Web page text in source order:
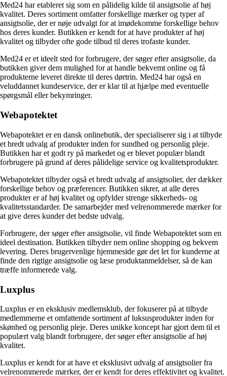
Med24 har etableret sig som en pålidelig kilde til ansigtsolie af høj
kvalitet. Deres sortiment omfatter forskellige mærker og typer af
ansigtsolie, der er nøje udvalgt for at imødekomme forskellige behov
hos deres kunder. Butikken er kendt for at have produkter af høj
kvalitet og tilbyder ofte gode tilbud til deres trofaste kunder.
Med24 er et ideelt sted for forbrugere, der søger efter ansigtsolie, da
butikken giver dem mulighed for at handle bekvemt online og få
produkterne leveret direkte til deres dørtrin. Med24 har også en
veluddannet kundeservice, der er klar til at hjælpe med eventuelle
spørgsmål eller bekymringer.
Webapotektet
Webapotektet er en dansk onlinebutik, der specialiserer sig i at tilbyde
et bredt udvalg af produkter inden for sundhed og personlig pleje.
Butikken har et godt ry på markedet og er blevet populær blandt
forbrugere på grund af deres pålidelige service og kvalitetsprodukter.
Webapotektet tilbyder også et bredt udvalg af ansigtsolier, der dækker
forskellige behov og præferencer. Butikken sikrer, at alle deres
produkter er af høj kvalitet og opfylder strenge sikkerheds- og
kvalitetsstandarder. De samarbejder med velrenommerede mærker for
at give deres kunder det bedste udvalg.
Forbrugere, der søger efter ansigtsolie, vil finde Webapotektet som en
ideel destination. Butikken tilbyder nem online shopping og bekvem
levering. Deres brugervenlige hjemmeside gør det let for kunderne at
finde den rigtige ansigtsolie og læse produktanmeldelser, så de kan
træffe informerede valg.
Luxplus
Luxplus er en eksklusiv medlemsklub, der fokuserer på at tilbyde
medlemmerne et omfattende sortiment af luksusprodukter inden for
skønhed og personlig pleje. Deres unikke koncept har gjort dem til et
populært valg blandt forbrugere, der søger efter ansigtsolie af høj
kvalitet.
Luxplus er kendt for at have et eksklusivt udvalg af ansigtsolier fra
velrenommerede mærker, der er kendt for deres effektivitet og kvalitet.